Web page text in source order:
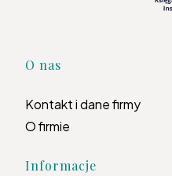
Linki w stopce
O nas
Kontakt i dane firmy
O firmie
Informacje